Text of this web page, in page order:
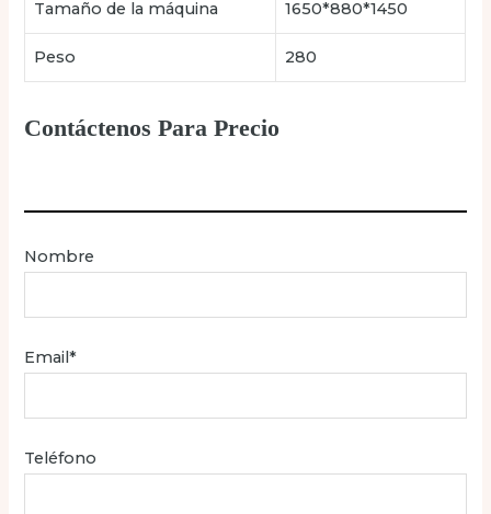
Tamaño de la máquina 1650*880*1450
Peso 280
Contáctenos Para Precio
Nombre
Email*
Teléfono